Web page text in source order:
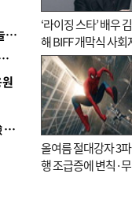
■ 경남 농정 비전 ‘잘 사는 농촌’…스마트팜 1000㏊까지 늘린다
앞인데…구·군 난색에 교육청 ‘쩔쩔’
■ 검사 신분 버리고 직급하향(10년 이하 저연차 검사)…檢 중수청행 기피
‘라이징 스타’ 배우
해 BIFF 개막식 사회
올여름 절대강자 3
행 조급증에 변칙·